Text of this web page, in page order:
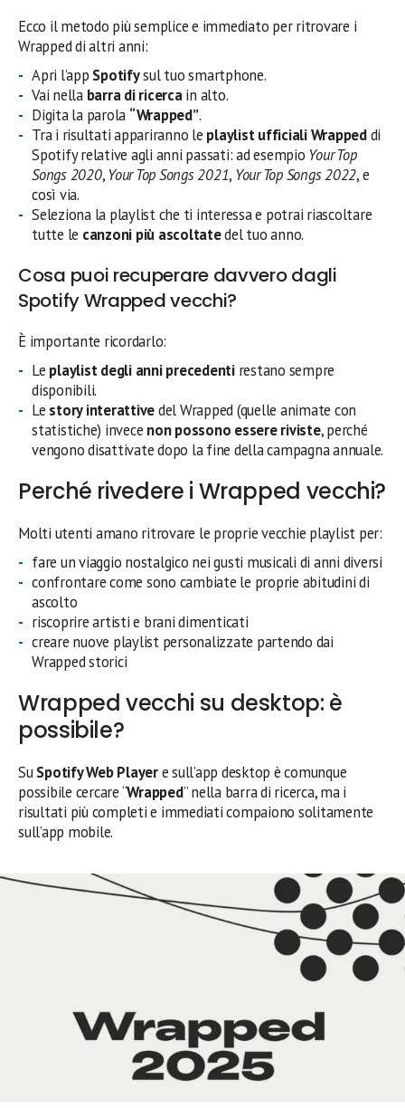
Ecco il metodo più semplice e immediato per ritrovare i
Wrapped di altri anni:
Apri l’app Spotifysul tuo smartphone.
Vai nella barra di ricercain alto.
Digita la parola “Wrapped”.
Tra i risultati appariranno le playlist ufficiali Wrappeddi
Spotify relative agli anni passati: ad esempio Your Top
Songs 2020, Your Top Songs 2021, Your Top Songs 2022, e
così via.
Seleziona la playlist che ti interessa e potrai riascoltare
tutte le canzoni più ascoltatedel tuo anno.
Cosa puoi recuperare davvero dagli
Spotify Wrapped vecchi?
È importante ricordarlo:
Le playlist degli anni precedentirestano sempre
disponibili.
Le story interattivedel Wrapped (quelle animate con
statistiche) invece non possono essere riviste, perché
vengono disattivate dopo la fine della campagna annuale.
Perché rivedere i Wrapped vecchi?
Molti utenti amano ritrovare le proprie vecchie playlist per:
fare un viaggio nostalgico nei gusti musicali di anni diversi
confrontare come sono cambiate le proprie abitudini di
ascolto
riscoprire artisti e brani dimenticati
creare nuove playlist personalizzate partendo dai
Wrapped storici
Wrapped vecchi su desktop: è
possibile?
SuSpotify Web Playere sull’app desktop è comunque
possibile cercare “Wrapped” nella barra di ricerca, ma i
risultati più completi e immediati compaiono solitamente
sull’app mobile.